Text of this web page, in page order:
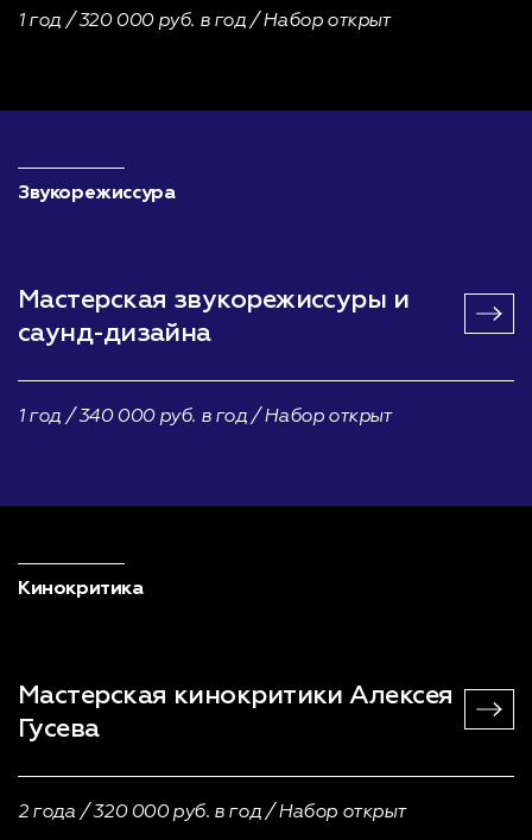
1 год / 320 000 руб. в год / Набор открыт
Звукорежиссура
Мастерская звукорежиссуры и
саунд-дизайна
1 год / 340 000 руб. в год / Набор открыт
Кинокритика
Мастерская кинокритикиАлексея
Гусева
2 года / 320 000 руб. в год / Набор открыт